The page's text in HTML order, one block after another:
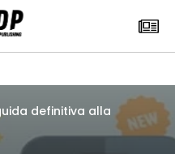
definitiva alla